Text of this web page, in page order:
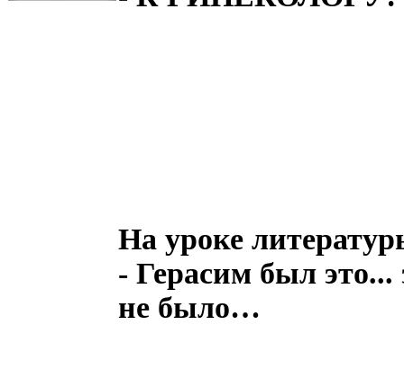
Hа уроке
- Герасим был это...
не было…